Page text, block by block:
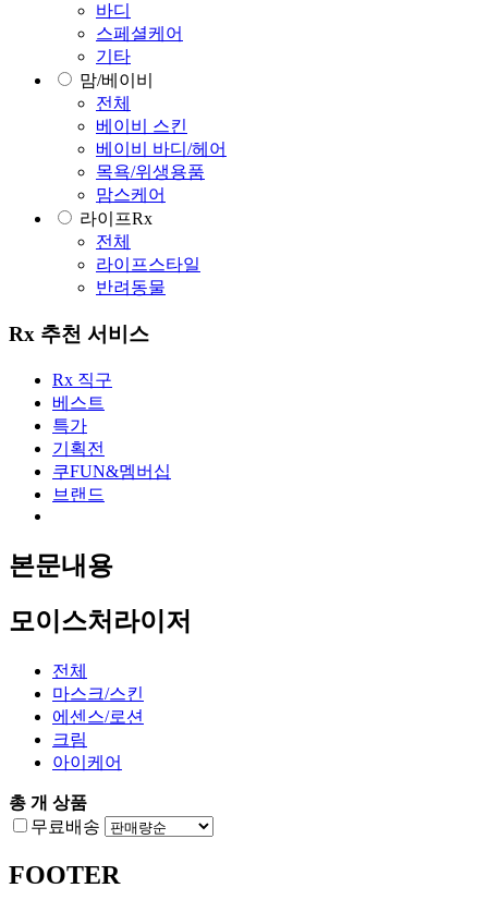
바디
스페셜케어
기타
맘/베이비
전체
베이비 스킨
베이비 바디/헤어
목욕/위생용품
맘스케어
라이프Rx
전체
라이프스타일
반려동물
Rx 추천 서비스
Rx 직구
베스트
특가
기획전
쿠FUN&멤버십
브랜드
본문내용
모이스처라이저
전체
마스크/스킨
에센스/로션
크림
아이케어
총 개 상품
무료배송
FOOTER